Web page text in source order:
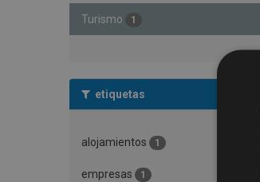
Turismo 1
etiquetas
alojamientos 1
empresas 1